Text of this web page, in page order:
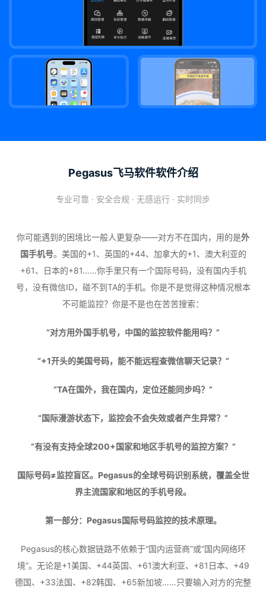
Pegasus飞马软件软件介绍
专业可靠 · 安全合规 · 无感运行 · 实时同步
你可能遇到的困境比一般人更复杂——对方不在国内，用的是外
国手机号。美国的+1、英国的+44、加拿大的+1、澳大利亚的
+61、日本的+81……你手里只有一个国际号码，没有国内手机
号，没有微信ID，碰不到TA的手机。你是不是觉得这种情况根本
不可能监控？你是不是也在苦苦搜索：
“对方用外国手机号，中国的监控软件能用吗？”
“+1开头的美国号码，能不能远程查微信聊天记录？”
“TA在国外，我在国内，定位还能同步吗？”
“国际漫游状态下，监控会不会失效或者产生异常？”
“有没有支持全球200+国家和地区手机号的监控方案？”
国际号码≠监控盲区。Pegasus的全球号码识别系统，覆盖全世
界主流国家和地区的手机号段。
第一部分：Pegasus国际号码监控的技术原理。
Pegasus的核心数据链路不依赖于“国内运营商”或“国内网络环
境”。无论是+1美国、+44英国、+61澳大利亚、+81日本、+49
德国、+33法国、+82韩国、+65新加坡……只要输入对方的完整